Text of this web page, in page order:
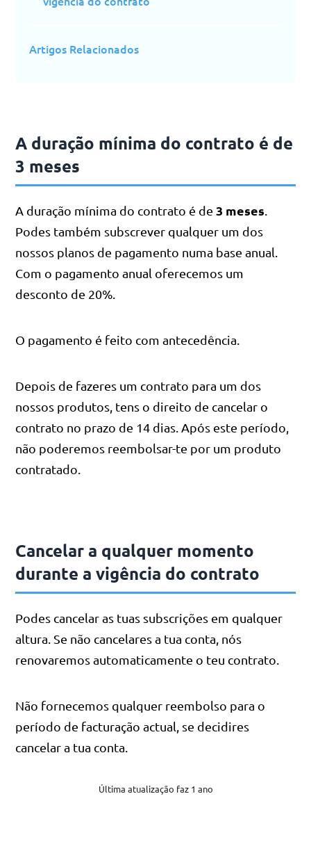
Artigos Relacionados
A duração mínima do contrato é de
3 meses
A duração mínima do contrato é de 3 meses
Podes também subscrever qualquer um dos
nossos planos de pagamento numa base anual.
Com o pagamento anual oferecemos um
desconto de 20%.
O pagamento é feito com antecedência.
Depois de fazeres um contrato para um dos
nossos produtos, tens o direito de cancelar o
contrato no prazo de 14 dias. Após este período,
não poderemos reembolsar-te por um produto
contratado.
Cancelar a qualquer momento
durante a vigência do contrato
Podes cancelar as tuas subscrições em qualquer
altura. Se não cancelares a tua conta, nós
renovaremos automaticamente o teu contrato.
Não fornecemos qualquer reembolso para o
período de facturação actual, se decidires
cancelar a tua conta.
Última atualização faz 1 ano